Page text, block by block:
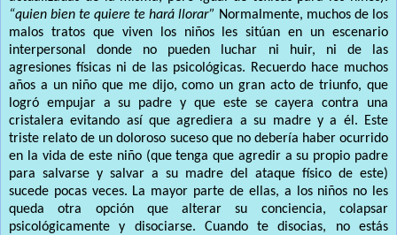
“quien bien te quiere te hará llorar” Normalmente, muchos de los
malos tratos que viven los niños les sitúan en un escenario
interpersonal donde no pueden luchar ni huir, ni de las
agresiones físicas ni de las psicológicas. Recuerdo hace muchos
años a un niño que me dijo, como un gran acto de triunfo, que
logró empujar a su padre y que este se cayera contra una
cristalera evitando así que agrediera a su madre y a él. Este
triste relato de un doloroso suceso que no debería haber ocurrido
en la vida de este niño (que tenga que agredir a su propio padre
para salvarse y salvar a su madre del ataque físico de este)
sucede pocas veces. La mayor parte de ellas, a los niños no les
queda otra opción que alterar su conciencia, colapsar
psicológicamente y disociarse. Cuando te disocias, no estás